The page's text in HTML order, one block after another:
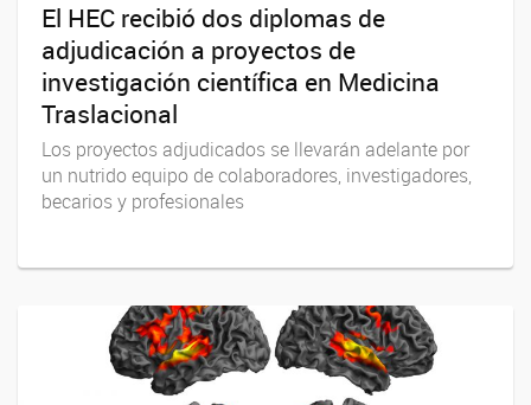
El HEC recibió dos diplomas de
adjudicación a proyectos de
investigación científica en Medicina
Traslacional
Los proyectos adjudicados se llevarán adelante por
un nutrido equipo de colaboradores, investigadores,
becarios y profesionales